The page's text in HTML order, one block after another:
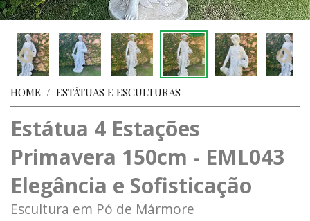
HOME / ESTÁTUAS E ESCULTURAS
Estátua 4 Estações
Primavera 150cm - EML043
Elegância e Sofisticação
Escultura em Pó de Mármore